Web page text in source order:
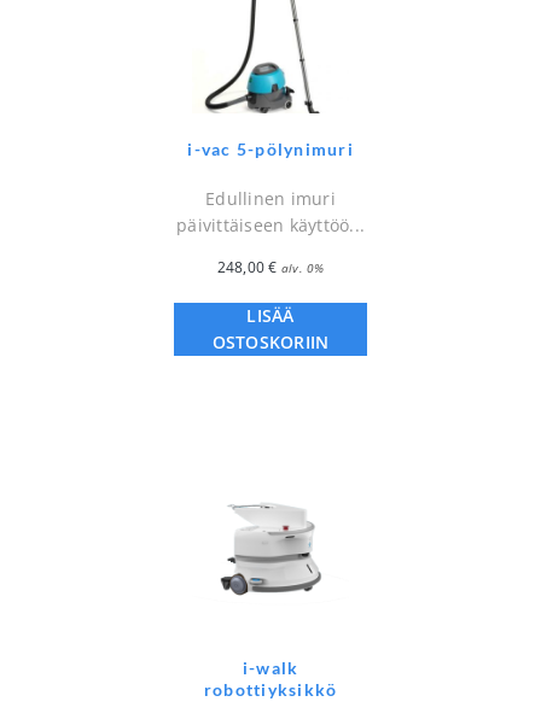
i-vac 5-pölynimuri
Edullinen imuri
päivittäiseen käyttöö...
248,00€ alv. 0%
LISÄÄ
OSTOSKORIIN
i-walk
robottiyksikkö